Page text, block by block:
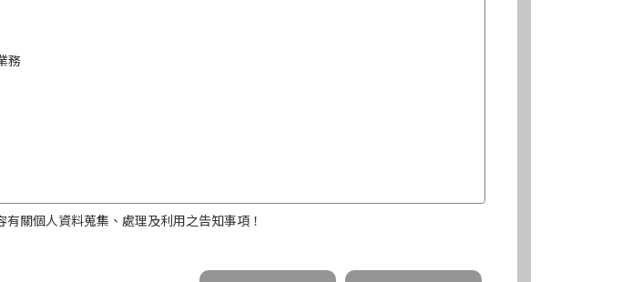
務
存之期間。
有關個人資料蒐集、處理及利用之告知事項！